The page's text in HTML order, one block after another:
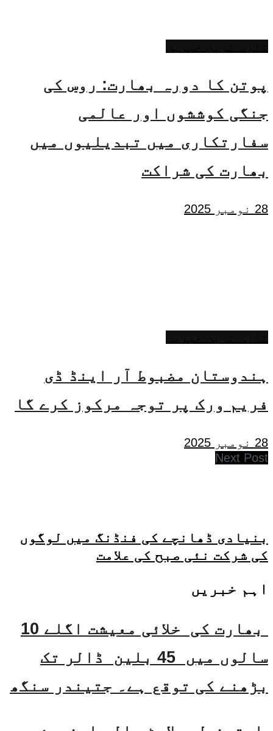
پوتن کا دورہ بھارت: روس کی
جنگی کوششوں اور عالمی
سفارتکاری میں تبدیلیوں میں
بھارت کی شراکت
28 نومبر 2025
ہندوستان مضبوط آر اینڈ ڈی
فریم ورک پر توجہ مرکوز کرے گا
28 نومبر 2025
Next Post
بنیادی ڈھانچے کی فنڈنگ میں لوگوں
کی شرکت نئی صبح کی علامت
اہم خبریں
بھارت کی خلائی معیشت اگلے 10
سالوں میں 45 بلین ڈالر تک
بڑھنے کی توقع ہے۔ جتیندر سنگھ